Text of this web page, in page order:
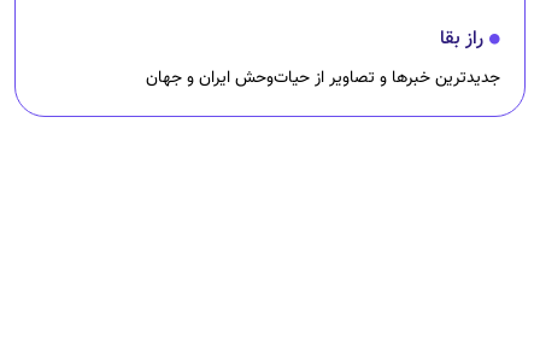
راز بقا
جدیدترین خبرها و تصاویر از حیات‌وحش ایران و جهان